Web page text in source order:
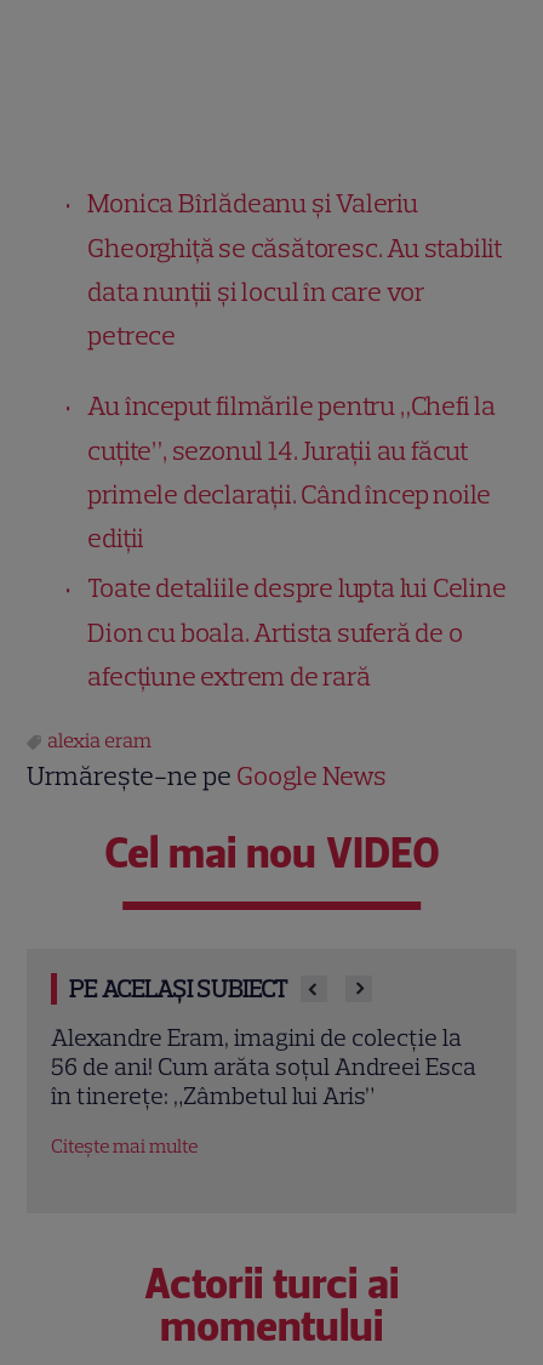
Monica Bîrlădeanu și Valeriu
Gheorghiță se căsătoresc. Au stabilit
data nunții și locul în care vor
petrece
Au început filmările pentru „Chefi la
cuțite”, sezonul 14. Jurații au făcut
primele declarații. Când încep noile
ediții
Toate detaliile despre lupta lui Celine
Dion cu boala. Artista suferă de o
afecțiune extrem de rară
alexia eram
Urmărește-ne pe Google News
Cel mai nou VIDEO
PE ACELAȘI SUBIECT
Mario Fresh, adevărul neașteptat despre
relația cu Alexia Eram: „Nu aș avea de ce
să mai țin legătura”
Citește mai multe
Actorii turci ai
momentului